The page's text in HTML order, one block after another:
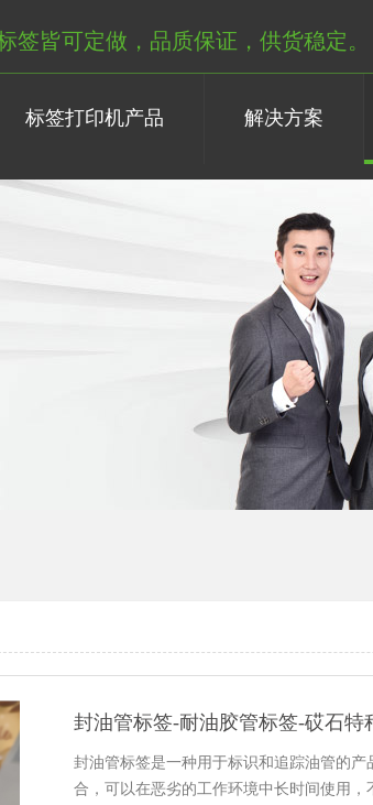
签皆可定做，品质保证，供货稳定。
标签打印机产品 解决方案
封油管标签-耐油胶管标签-砹石特
封油管标签是一种用于标识和追踪油管的
合，可以在恶劣的工作环境中长时间使用